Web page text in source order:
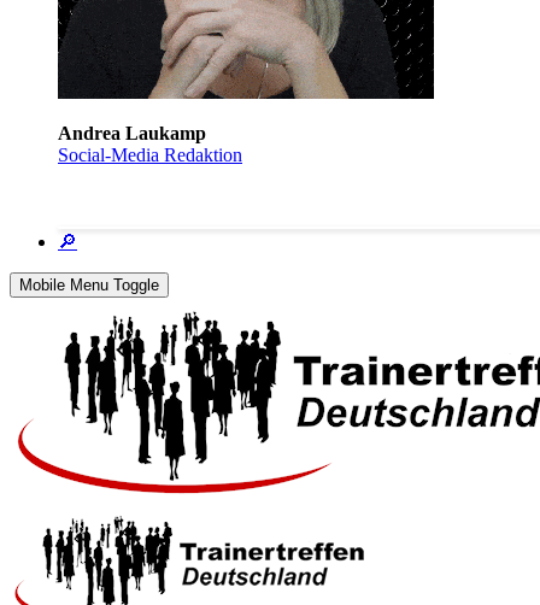
Andrea Laukamp
Social-Media Redaktion
🔎
Mobile Menu Toggle